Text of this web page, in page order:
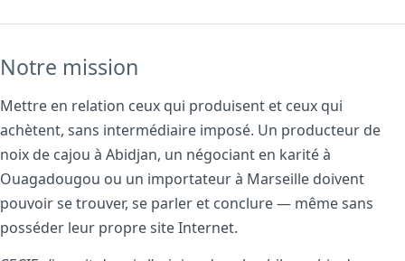
Notre mission
Mettre en relation ceux qui produisent et ceux qui
achètent, sans intermédiaire imposé. Un producteur de
noix de cajou à Abidjan, un négociant en karité à
Ouagadougou ou un importateur à Marseille doivent
pouvoir se trouver, se parler et conclure — même sans
posséder leur propre site Internet.